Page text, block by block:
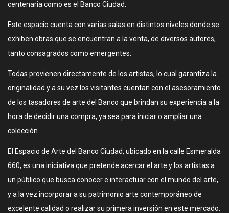
centenaria como es el Banco Ciudad.
Este espacio cuenta con varias salas en distintos niveles donde se
exhiben obras que se encuentran a la venta, de diversos autores,
tanto consagrados como emergentes.
Todas provienen directamente de los artistas, lo cual garantiza la
originalidad y a su vez los visitantes cuentan con el asesoramiento
de los tasadores de arte del Banco que brindan su experiencia a la
hora de decidir una compra, ya sea para iniciar o ampliar una
colección.
El Espacio de Arte del Banco Ciudad, ubicado en la calle Esmeralda
660, es una iniciativa que pretende acercar el arte y los artistas a
un público que busca conocer e interactuar con el mundo del arte,
y a la vez incorporar a su patrimonio arte contemporáneo de
excelente calidad o realizar su primera inversión en este mercado.